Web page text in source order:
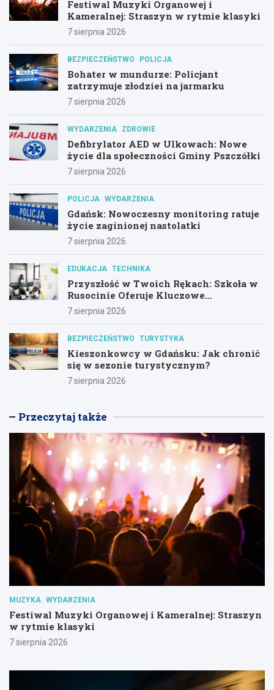
Festiwal Muzyki Organowej i
Kameralnej: Straszyn w rytmie klasyki
7 sierpnia 2026
BEZPIECZEŃSTWO POLICJA
Bohater w mundurze: Policjant
zatrzymuje złodziei na jarmarku
7 sierpnia 2026
WYDARZENIA ZDROWIE
Defibrylator AED w Ulkowach: Nowe
życie dla społeczności Gminy Pszczółki
7 sierpnia 2026
POLICJA WYDARZENIA
Gdańsk: Nowoczesny monitoring ratuje
życie zaginionej nastolatki
7 sierpnia 2026
EDUKACJA TECHNIKA
Przyszłość w Twoich Rękach: Szkoła w
Rusocinie Oferuje Kluczowe
Umiejętności
7 sierpnia 2026
BEZPIECZEŃSTWO TURYSTYKA
Kieszonkowcy w Gdańsku: Jak chronić
się w sezonie turystycznym?
7 sierpnia 2026
Przeczytaj także
MUZYKA WYDARZENIA
Festiwal Muzyki Organowej i Kameralnej: Straszyn
w rytmie klasyki
7 sierpnia 2026